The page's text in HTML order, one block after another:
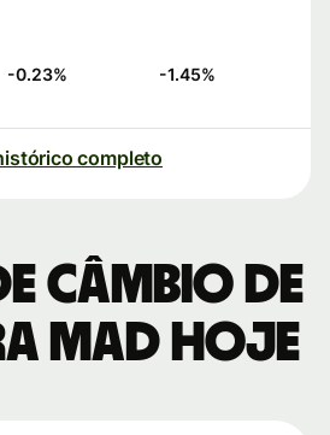
-0.23% -1.45%
completo
câmbio de
MAD hoje